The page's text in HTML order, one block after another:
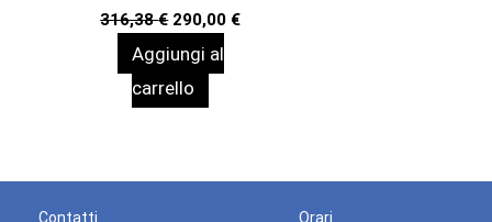
316,38€ Il
prezzo
originale
316,38 €.
290,00 €Il
prezzo
Aggiungi al
carrello
Contatti Orari